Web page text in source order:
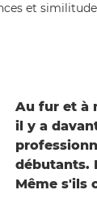
et
Au fur et à
il y a
débutants.
Même s'ils